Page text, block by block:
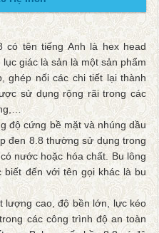
tên tiếng Anh là hex head
giác là sản là một sản phẩm
ghép nối các chi tiết lại thành
sử dụng rộng rãi trong các
độ cứng bề mặt và nhúng dầu
đen 8.8 thường sử dụng trong
nước hoặc hóa chất. Bu lông
đến với tên gọi khác là bu
lượng cao, độ bền lớn, lực kéo
các công trình độ an toàn